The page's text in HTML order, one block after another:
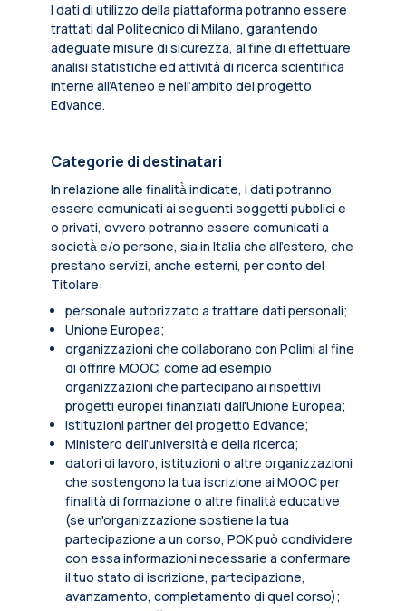
I dati di utilizzo della piattaforma potranno essere
trattati dal Politecnico di Milano, garantendo
adeguate misure di sicurezza, al fine di effettuare
analisi statistiche ed attività di ricerca scientifica
interne all’Ateneo e nell’ambito del progetto
Edvance.
Categorie di destinatari
In relazione alle finalità̀ indicate, i dati potranno
essere comunicati ai seguenti soggetti pubblici e
o privati, ovvero potranno essere comunicati a
società̀ e/o persone, sia in Italia che all’estero, che
prestano servizi, anche esterni, per conto del
Titolare:
personale autorizzato a trattare dati personali;
Unione Europea;
organizzazioni che collaborano con Polimi al fine
di offrire MOOC, come ad esempio
organizzazioni che partecipano ai rispettivi
progetti europei finanziati dall'Unione Europea;
istituzioni partner del progetto Edvance;
Ministero dell'università e della ricerca;
datori di lavoro, istituzioni o altre organizzazioni
che sostengono la tua iscrizione ai MOOC per
finalità di formazione o altre finalità educative
(se un'organizzazione sostiene la tua
partecipazione a un corso, POK può condividere
con essa informazioni necessarie a confermare
il tuo stato di iscrizione, partecipazione,
avanzamento, completamento di quel corso);